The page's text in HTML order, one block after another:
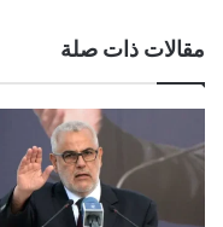
مقالات ذات صلة